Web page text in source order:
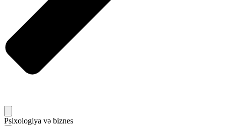
Psixologiya və biznes